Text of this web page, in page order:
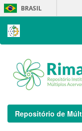
Skip
navigation
BRASIL
Repositório de